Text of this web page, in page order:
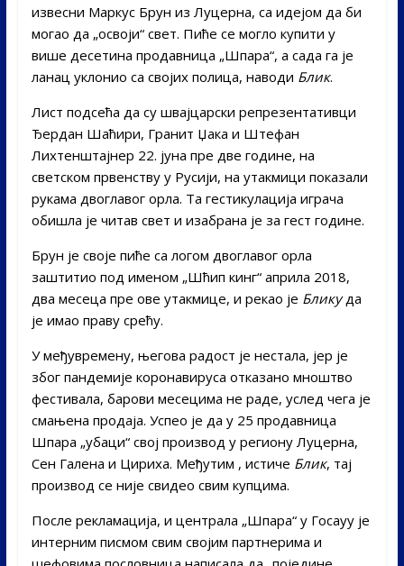
извесни Маркус Брун из Луцерна, са идејом да би
могао да „освоји“ свет. Пиће се могло купити у
више десетина продавница „Шпара“, а сада га је
ланац уклонио са својих полица, наводи Блик.
Лист подсећа да су швајцарски репрезентативци
Ђердан Шаћири, Гранит Џака и Штефан
Лихтенштајнер 22. јуна пре две године, на
светском првенству у Русији, на утакмици показали
рукама двоглавог орла. Та гестикулација играча
обишла је читав свет и изабрана је за гест године.
Брун је своје пиће са логом двоглавог орла
заштитио под именом „Шћип кинг“ априла 2018,
два месеца пре ове утакмице, и рекао је Бликуда
је имао праву срећу.
У међувремену, његова радост је нестала, јер је
због пандемије коронавируса отказано мноштво
фестивала, барови месецима не раде, услед чега је
смањена продаја. Успео је да у 25 продавница
Шпара „убаци“ свој производ у региону Луцерна,
Сен Галена и Цириха. Међутим , истиче Блик, тај
производ се није свидео свим купцима.
После рекламација, и централа „Шпара“ у Госауу је
интерним писмом свим својим партнерима и